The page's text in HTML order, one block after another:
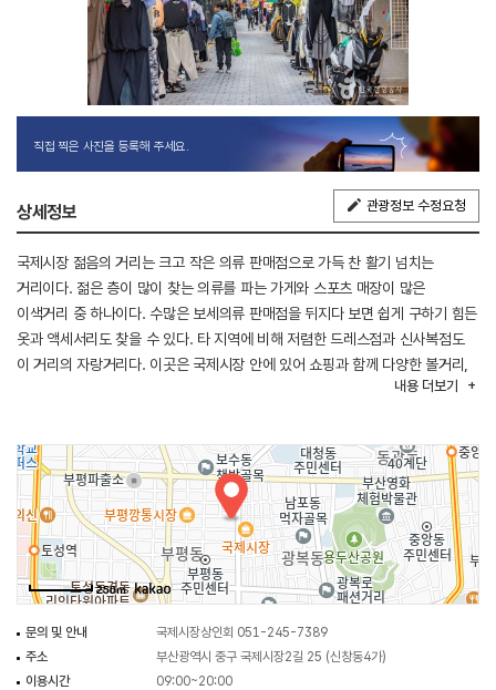
직접 찍은 사진을 등록해 주세요.
상세정보 관광정보 수정요청
국제시장 젊음의 거리는 크고 작은 의류 판매점으로 가득 찬 활기 넘치는
거리이다. 젊은 층이 많이 찾는 의류를 파는 가게와 스포츠 매장이 많은
이색거리 중 하나이다. 수많은 보세의류 판매점을 뒤지다 보면 쉽게 구하기 힘든
옷과 액세서리도 찾을 수 있다. 타 지역에 비해 저렴한 드레스점과 신사복점도
이 거리의 자랑거리다. 이곳은 국제시장 안에 있어 쇼핑과 함께 다양한 볼거리,
내용 더보기
250m
문의 및 안내
국제시장상인회 051-245-7389
주소
부산광역시 중구 국제시장2길 25 (신창동4가)
이용시간
09:00~20:00